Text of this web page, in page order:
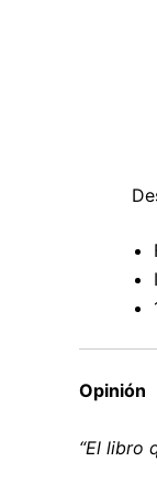
Opinión
“El libro